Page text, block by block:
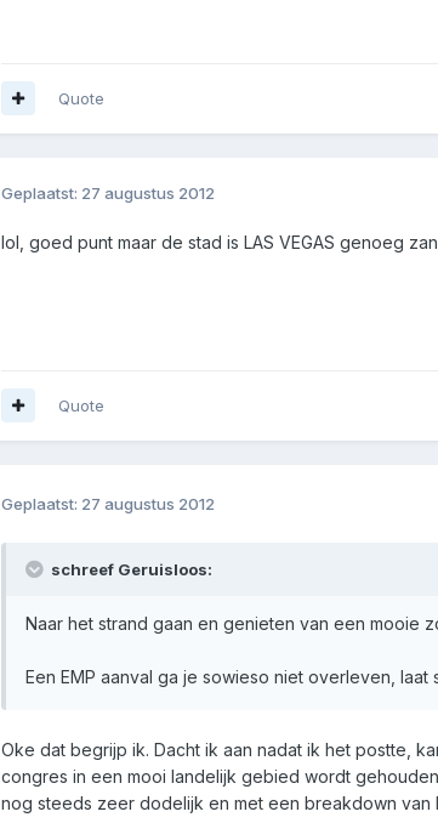
Quote
Geplaatst: 27 augustus 2012
lol, goed punt maar de stad is LAS VEGAS genoeg
Quote
Geplaatst: 27 augustus 2012
schreef Geruisloos:
Naar het strand gaan en genieten van een mooie
Een EMP aanval ga je sowieso niet overleven,
Oke dat begrijp ik. Dacht ik aan nadat ik het postte,
congres in een mooi landelijk gebied wordt
nog steeds zeer dodelijk en met een breakdown